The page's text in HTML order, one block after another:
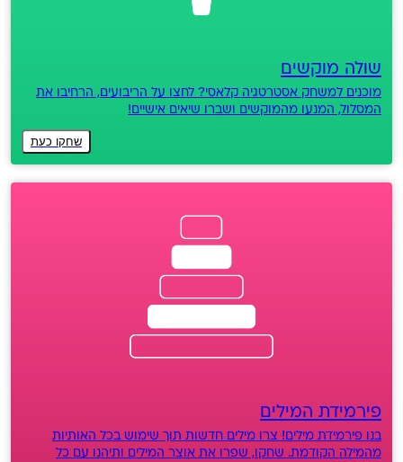
שולה מוקשים
מוכנים למשחק אסטרטגיה קלאסי? לחצו על הריבועים, הרחיבו את
המסלול, המנעו מהמוקשים ושברו שיאים אישיים!
שחקו כעת
פירמידת המילים
בנו פירמידת מילים! צרו מילים חדשות תוך שימוש בכל האותיות
מהמילה הקודמת. שחקו, שפרו את אוצר המילים ותיהנו עם כל